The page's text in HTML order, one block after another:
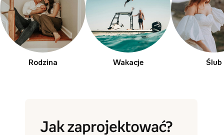
Rodzina Wakacje Ślub